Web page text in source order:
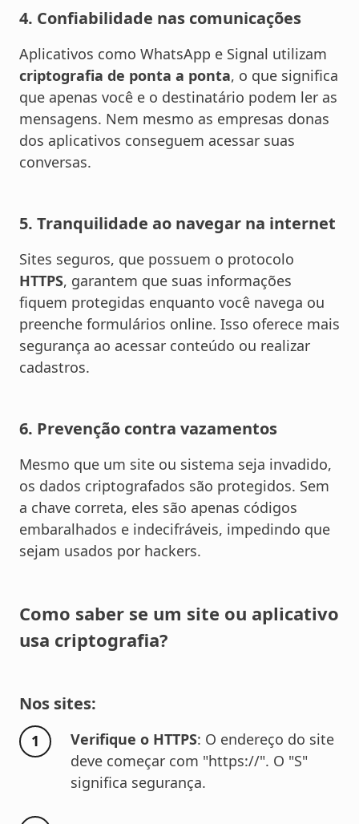
4. Confiabilidade nas comunicações
Aplicativos como WhatsApp e Signal utilizam
criptografia de ponta a ponta, o que significa
que apenas você e o destinatário podem ler as
mensagens. Nem mesmo as empresas donas
dos aplicativos conseguem acessar suas
conversas.
5. Tranquilidade ao navegar na internet
Sites seguros, que possuem o protocolo
HTTPS, garantem que suas informações
fiquem protegidas enquanto você navega ou
preenche formulários online. Isso oferece mais
segurança ao acessar conteúdo ou realizar
cadastros.
6. Prevenção contra vazamentos
Mesmo que um site ou sistema seja invadido,
os dados criptografados são protegidos. Sem
a chave correta, eles são apenas códigos
embaralhados e indecifráveis, impedindo que
sejam usados por hackers.
Como saber se um site ou aplicativo
usa criptografia?
Nos sites:
Verifique o HTTPS: O endereço do site
deve começar com "https://". O "S"
significa segurança.